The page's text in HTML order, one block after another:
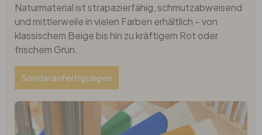
Naturmaterial ist strapazierfähig, schmutzabweisend
und mittlerweile in vielen Farben erhältlich – von
klassischem Beige bis hin zu kräftigem Rot oder
frischem Grün.
Sonderanfertigungen